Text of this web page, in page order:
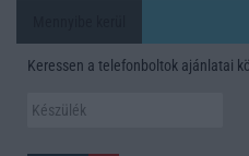
Keressen a telefonboltok ajánlatai